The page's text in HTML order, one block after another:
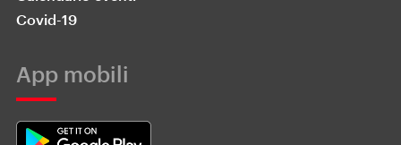
Covid-19
App mobili